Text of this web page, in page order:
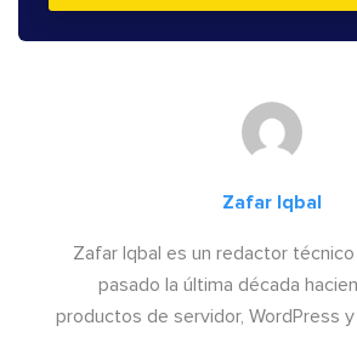
Zafar Iqbal
Zafar Iqbal es un redactor
pasado la última década
productos de servidor, WordPress